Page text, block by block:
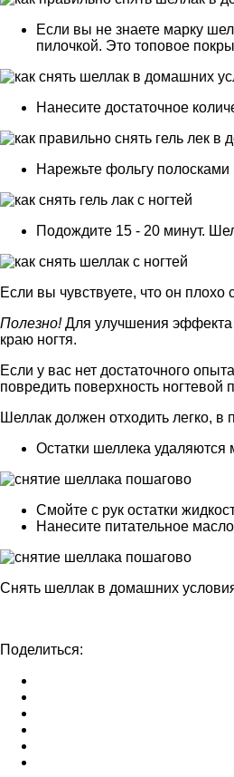
Если вы не знаете марку
пилочкой. Это топовое
Нанесите достаточное
Нарежьте фольгу полосками
Подождите 15 - 20 минут.
Если вы чувствуете, что он плохо
Полезно!Для улучшения эффекта
краю ногтя.
Если у вас нет достаточного
повредить поверхность ногтевой
Шеллак должен отходить легко, в
Остатки шеллека удаляются
Смойте с рук остатки
Нанесите питательное
Снять шеллак в домашних
Поделиться: